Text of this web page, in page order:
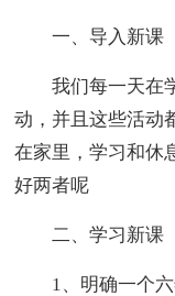
一、导入新课
我们每一天在学
动，并且这些活动
在家里，学习和休
好两者呢
二、学习新课
1、明确一个六